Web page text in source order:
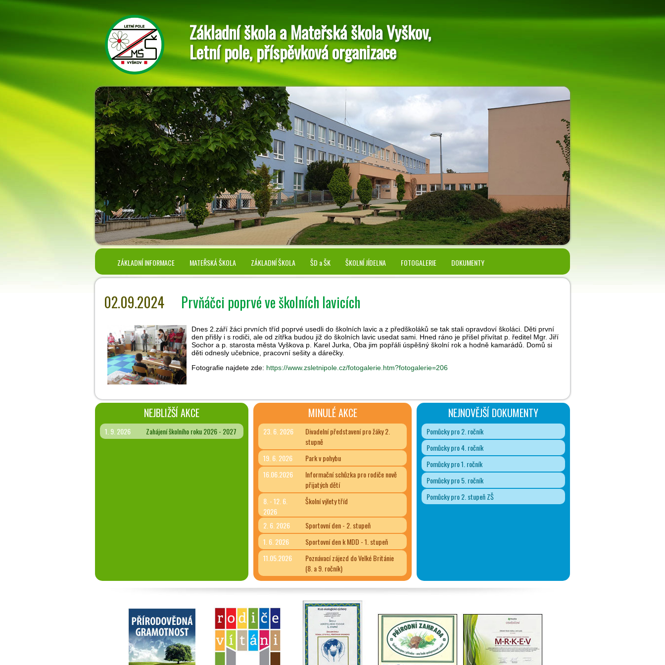
Základní škola a Mateřská škola Vyškov,
Letní pole, příspěvková organizace
ZÁKLADNÍ INFORMACE MATEŘSKÁ ŠKOLA ZÁKLADNÍ ŠKOLA ŠD a ŠK ŠKOLNÍ JÍDELNA FOTOGALERIE DOKUMENTY
02.09.2024 Prvňáčci poprvé ve školních lavicích
Dnes 2.září žáci prvních tříd poprvé usedli do školních lavic a z předškoláků se tak stali opravdoví školáci. Děti první
den přišly i s rodiči, ale od zítřka budou již do školních lavic usedat sami. Hned ráno je přišel přivítat p. ředitel Mgr. Jiří
Sochor a p. starosta města Vyškova p. Karel Jurka, Oba jim popřáli úspěšný školní rok a hodně kamarádů. Domů si
děti odnesly učebnice, pracovní sešity a dárečky.
Fotografie najdete zde: https://www.zsletnipole.cz/fotogalerie.htm?fotogalerie=206
NEJBLIŽŠÍ AKCE
1. 9. 2026 Zahájení školního roku 2026 - 2027
MINULÉ AKCE
23. 6. 2026
Divadelní představení pro žáky 2.
stupně
19. 6. 2026
Park v pohybu
16.06.2026
Informační schůzka pro rodiče nově
přijatých dětí
8. - 12. 6.
2026
Školní výlety tříd
2. 6. 2026
Sportovní den - 2. stupeň
1. 6. 2026
Sportovní den k MDD - 1. stupeň
11.05.2026
Poznávací zájezd do Velké Británie
(8. a 9. ročník)
NEJNOVĚJŠÍ DOKUMENTY
Pomůcky pro 2. ročník
Pomůcky pro 4. ročník
Pomůcky pro 1. ročník
Pomůcky pro 5. ročník
Pomůcky pro 2. stupeň ZŠ